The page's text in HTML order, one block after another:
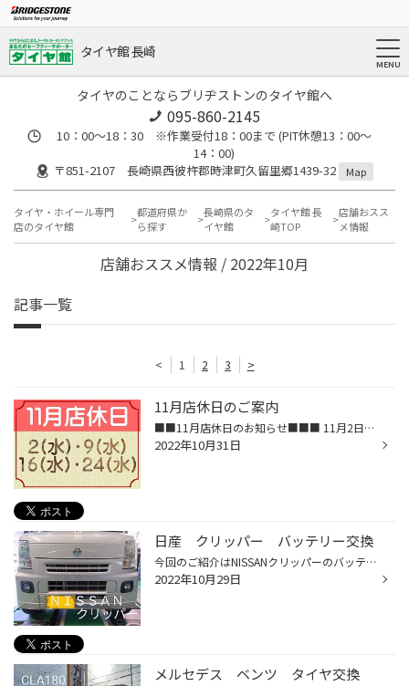
タイヤ館 長崎
タイヤのことならブリヂストンのタイヤ館へ
095-860-2145
10：00～18：30 ※作業受付18：00まで (PIT休憩13：00～
14：00)
〒851-2107 長崎県西彼杵郡時津町久留里郷1439-32
Map
タイヤ・ホイール専門
店のタイヤ館
都道府県か
ら探す
長崎県のタ
イヤ館
タイヤ館 長
崎TOP
店舗おスス
メ情報
店舗おススメ情報 / 2022年10月
記事一覧
< 1 2 3 >
11月店休日のご案内
■■11月店休日のお知らせ■■■ 11月2日(水)・11月9日(水) 11月16日(水)・11月24日(木) は店休日とさせていただきます。
2022年10月31日
日産 クリッパー バッテリー交換
今回のご紹介はNISSANクリッパーのバッテリー交換♪ SUZUKIエヴリィ17のOEMですね♪ 場所はこちらです(^_^;)トランクのマットをはぐと↑ 黒い頭のネジを２本とると蓋がとれます♪ 少々狭いですが無事交換完了です！ わざわざ大村より有難う御座いました！
2022年10月29日
メルセデス ベンツ タイヤ交換